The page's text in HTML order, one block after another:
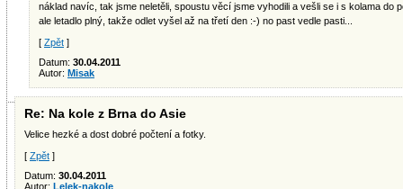
náklad navíc, tak jsme neletěli, spoustu věcí jsme vyhodili a vešli se i s kolama do
ale letadlo plný, takže odlet vyšel až na třetí den :-) no past vedle pasti...
[ Zpět ]
Datum: 30.04.2011
Autor: Misak
Re: Na kole z Brna do Asie
Velice hezké a dost dobré počtení a fotky.
[ Zpět ]
Datum: 30.04.2011
Autor: Lelek-nakole